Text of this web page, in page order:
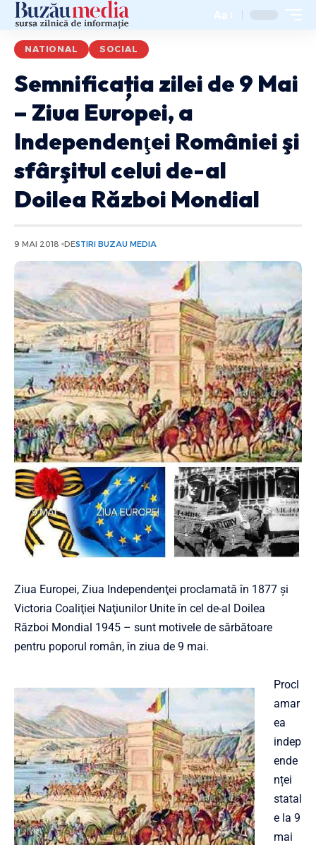
Aa
NATIONAL SOCIAL
Semnificația zilei de 9 Mai
– Ziua Europei, a
Independenţei României şi
sfârşitul celui de-al
Doilea Război Mondial
9 MAI 2018 DESTIRI BUZAU MEDIA
Ziua Europei, Ziua Independenţei proclamată în 1877 şi
Victoria Coaliţiei Naţiunilor Unite în cel de-al Doilea
Război Mondial 1945 – sunt motivele de sărbătoare
pentru poporul român, în ziua de 9 mai.
Procl
amar
ea
indep
ende
nței
statal
e la 9
mai